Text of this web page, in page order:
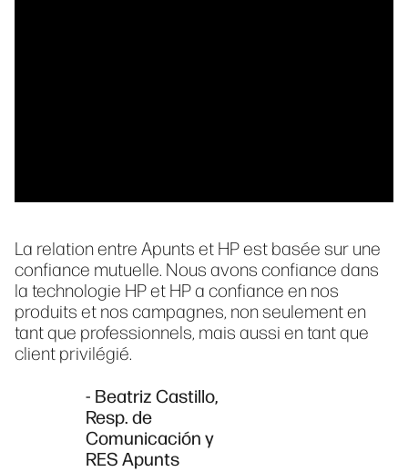
La relation entre Apunts et HP est basée sur une
confiance mutuelle. Nous avons confiance dans
la technologie HP et HP a confiance en nos
produits et nos campagnes, non seulement en
tant que professionnels, mais aussi en tant que
client privilégié.
- Beatriz Castillo,
Resp. de
Comunicación y
RES Apunts